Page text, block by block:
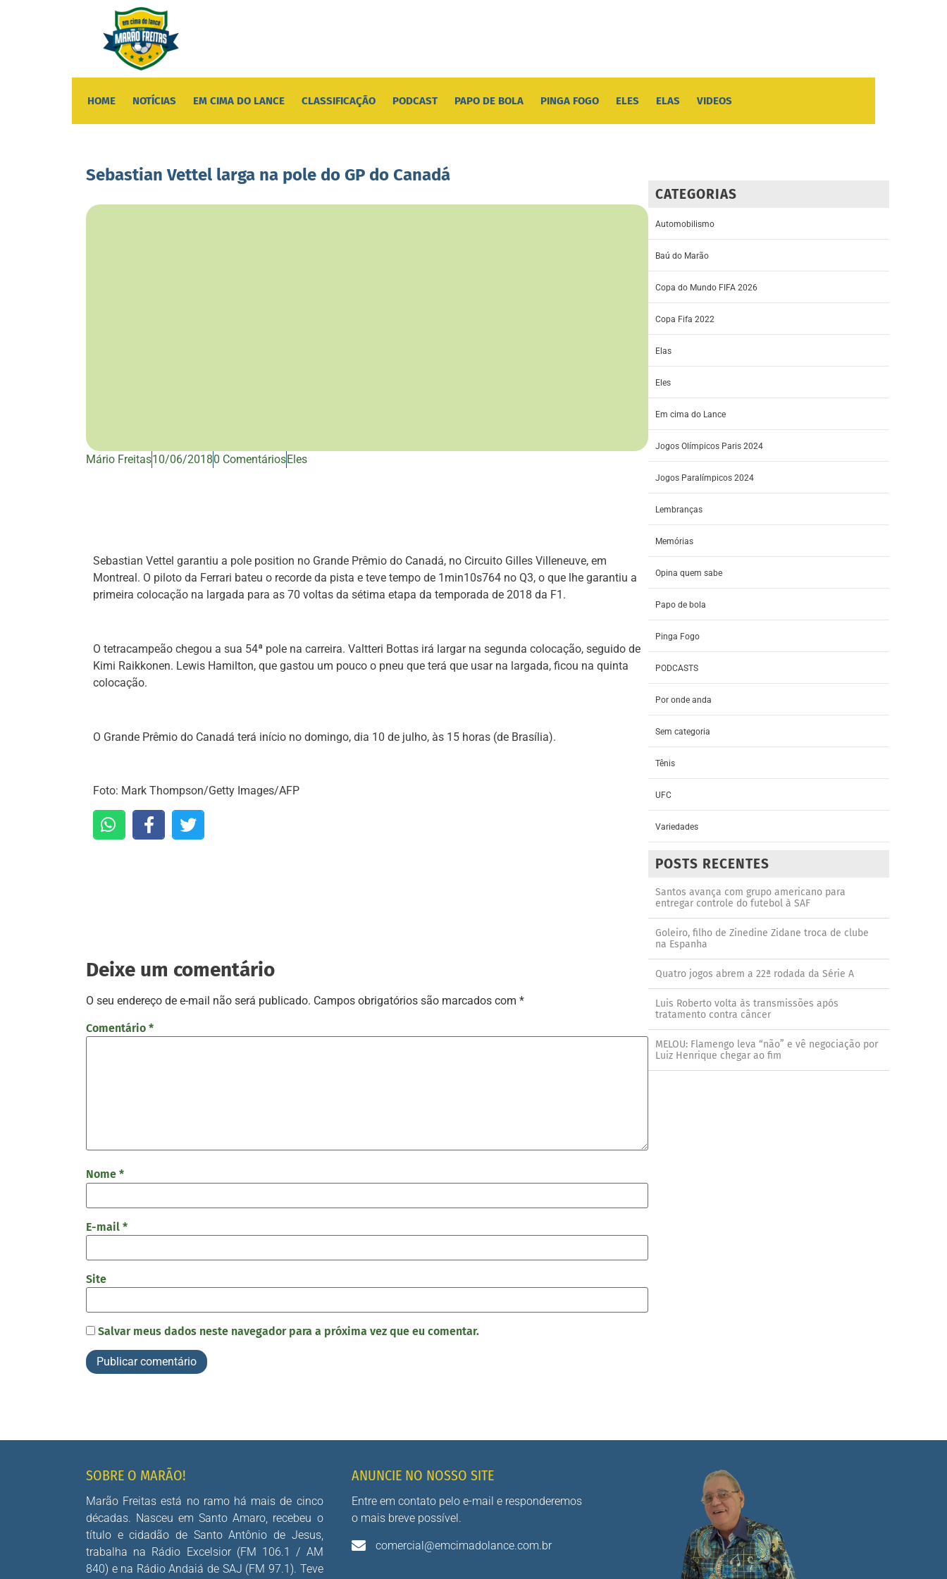
HOME NOTÍCIAS EM CIMA DO LANCE CLASSIFICAÇÃO PODCAST PAPO DE BOLA PINGA FOGO ELES ELAS VIDEOS
Sebastian Vettel larga na pole do GP do Canadá
Mário Freitas10/06/20180 ComentáriosEles
Sebastian Vettel garantiu a pole position no Grande Prêmio do Canadá, no Circuito Gilles Villeneuve, em
Montreal. O piloto da Ferrari bateu o recorde da pista e teve tempo de 1min10s764 no Q3, o que lhe garantiu a
primeira colocação na largada para as 70 voltas da sétima etapa da temporada de 2018 da F1.
O tetracampeão chegou a sua 54ª pole na carreira. Valtteri Bottas irá largar na segunda colocação, seguido de
Kimi Raikkonen. Lewis Hamilton, que gastou um pouco o pneu que terá que usar na largada, ficou na quinta
colocação.
O Grande Prêmio do Canadá terá início no domingo, dia 10 de julho, às 15 horas (de Brasília).
Foto: Mark Thompson/Getty Images/AFP
Deixe um comentário
O seu endereço de e-mail não será publicado. Campos obrigatórios são marcados com *
Comentário *
Nome *
E-mail *
Site
Salvar meus dados neste navegador para a próxima vez que eu comentar.
CATEGORIAS
Automobilismo
Baú do Marão
Copa do Mundo FIFA 2026
Copa Fifa 2022
Elas
Eles
Em cima do Lance
Jogos Olímpicos Paris 2024
Jogos Paralímpicos 2024
Lembranças
Memórias
Opina quem sabe
Papo de bola
Pinga Fogo
PODCASTS
Por onde anda
Sem categoria
Tênis
UFC
Variedades
POSTS RECENTES
Santos avança com grupo americano para
entregar controle do futebol à SAF
Goleiro, filho de Zinedine Zidane troca de clube
na Espanha
Quatro jogos abrem a 22ª rodada da Série A
Luis Roberto volta às transmissões após
tratamento contra câncer
MELOU: Flamengo leva “não” e vê negociação por
Luiz Henrique chegar ao fim
SOBRE O MARÃO!
Marão Freitas está no ramo há mais de cinco
décadas. Nasceu em Santo Amaro, recebeu o
título e cidadão de Santo Antônio de Jesus,
trabalha na Rádio Excelsior (FM 106.1 / AM
840) e na Rádio Andaiá de SAJ (FM 97.1). Teve
ANUNCIE NO NOSSO SITE
Entre em contato pelo e-mail e responderemos
o mais breve possível.
comercial@emcimadolance.com.br